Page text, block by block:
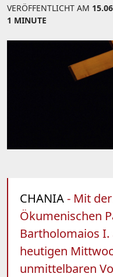
VERÖFFENTLICHT AM
1 MINUTE
CHANIA- Mit
Ökumenischen
Bartholomaios
heutigen
unmittelbaren